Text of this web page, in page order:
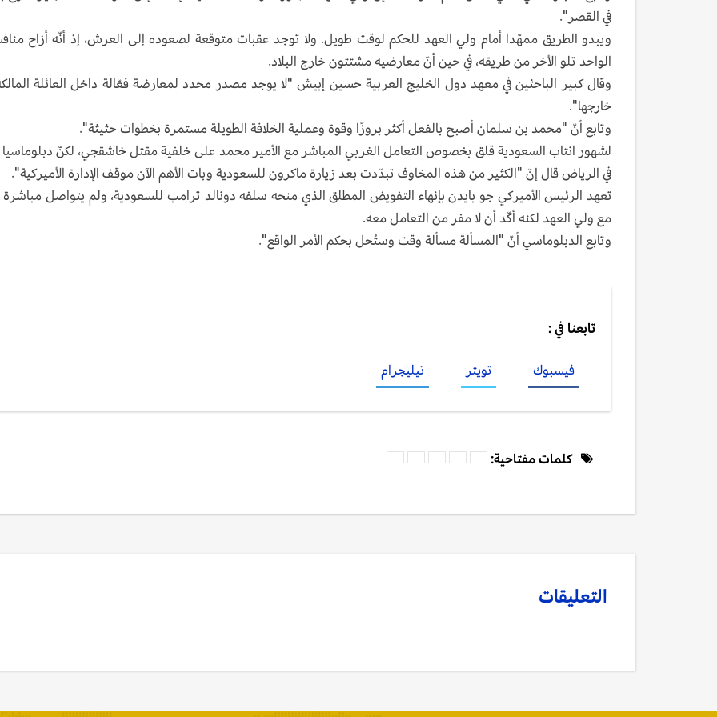
في القصر".
ويبدو الطريق ممهّدا أمام ولي العهد للحكم لوقت طويل. ولا توجد عقبات متوقعة لصعوده إلى العرش، إذ أنّه أزاح
الواحد تلو الأخر من طريقه، في حين أنّ معارضيه مشتتون خارج البلاد.
وقال كبير الباحثين في معهد دول الخليج العربية حسين إبيش "لا يوجد مصدر محدد لمعارضة فعّالة داخل العائلة
خارجها".
وتابع أنّ "محمد بن سلمان أصبح بالفعل أكثر بروزًا وقوة وعملية الخلافة الطويلة مستمرة بخطوات حثيثة".
لشهور انتاب السعودية قلق بخصوص التعامل الغربي المباشر مع الأمير محمد على خلفية مقتل خاشقجي، لكنّ دبلوماسيا
في الرياض قال إنّ "الكثير من هذه المخاوف تبدّدت بعد زيارة ماكرون للسعودية وبات الأهم الآن موقف الإدارة الأميركية".
تعهد الرئيس الأميركي جو بايدن بإنهاء التفويض المطلق الذي منحه سلفه دونالد ترامب للسعودية، ولم يتواصل مباشرة
مع ولي العهد لكنه أكّد أن لا مفر من التعامل معه.
وتابع الدبلوماسي أنّ "المسألة مسألة وقت وستُحل بحكم الأمر الواقع".
تابعنا في :
فيسبوك تويتر تيليجرام
كلمات مفتاحية:
التعليقات